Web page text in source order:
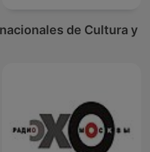
de Cultura y